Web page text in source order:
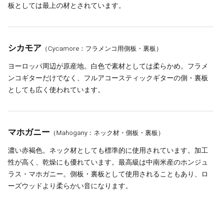
板としては最上の材とされています。
シカモア （Cycamore：フラメンコ用側板・裏板）
ヨーロッパ周辺が原産地。白色で素材としては柔らかめ。フラメ
ンコギターだけでなく、フルアコースティックギターの側・裏板
としても広く使われています。
マホガニー （Mahogany：ネック材・側板・裏板）
濃い赤褐色。ネック材としても標準的に使用されています。加工
性が高く、乾燥にも優れています。最高級は中南米産のホンジュ
ラス・マホガニー。側板・裏板として使用されることもあり、ロ
ーズウッドより柔らかい音になります。